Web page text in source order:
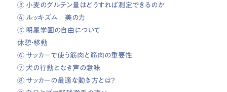
③ 小麦のグルテン量はどうすれば測定できるのか
④ ルッキズム 美の力
⑤ 明星学園の自由について
休憩・移動
⑥ サッカーで使う筋肉と筋肉の重要性
⑦ 犬の行動となき声の意味
⑧ サッカーの最適な動き方とは？